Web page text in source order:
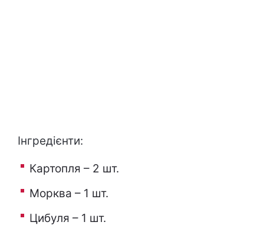
Інгредієнти:
Картопля – 2 шт.
Морква – 1 шт.
Цибуля – 1 шт.